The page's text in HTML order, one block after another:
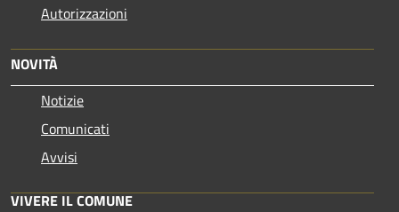
Autorizzazioni
NOVITÀ
Notizie
Comunicati
Avvisi
VIVERE IL COMUNE